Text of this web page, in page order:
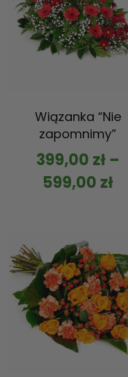
Wiązanka “Nie
zapomnimy”
399,00 zł–
599,00 zł